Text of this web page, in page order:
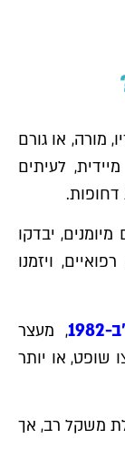
מורה, או גורם
לעיתים
דחופות.
יבדקו
ויזמנו
, מעצר
24 שעות ללא צו שופט, או יותר
משקל רב, אך